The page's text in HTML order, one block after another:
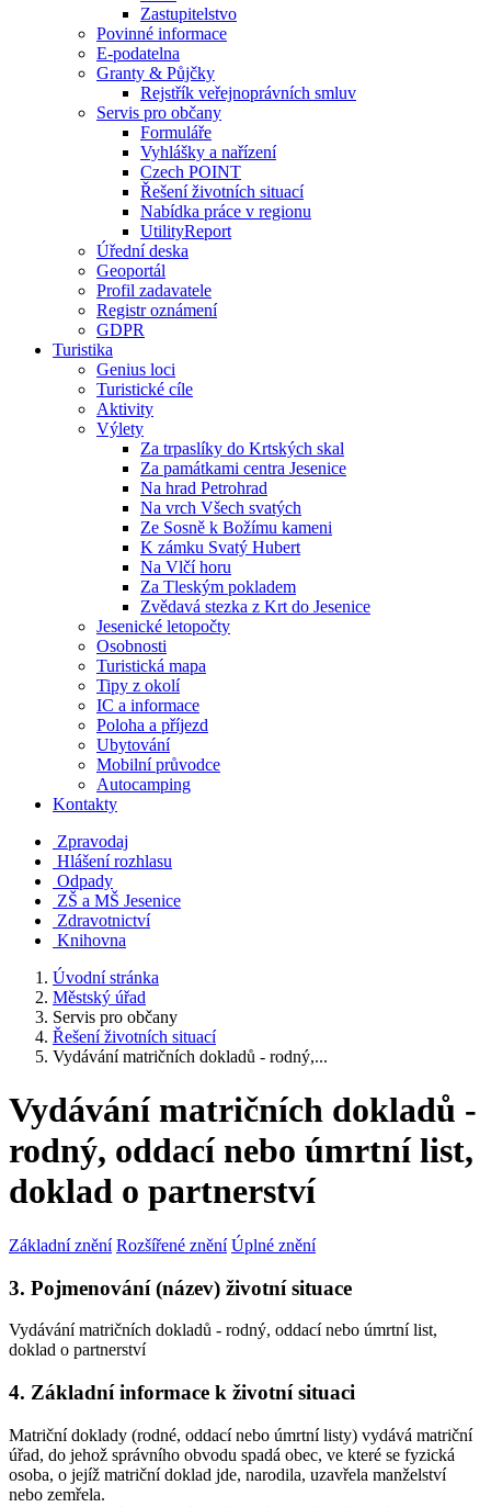
Zastupitelstvo
Povinné informace
E-podatelna
Granty & Půjčky
Rejstřík veřejnoprávních smluv
Servis pro občany
Formuláře
Vyhlášky a nařízení
Czech POINT
Řešení životních situací
Nabídka práce v regionu
UtilityReport
Úřední deska
Geoportál
Profil zadavatele
Registr oznámení
GDPR
Turistika
Genius loci
Turistické cíle
Aktivity
Výlety
Za trpaslíky do Krtských skal
Za památkami centra Jesenice
Na hrad Petrohrad
Na vrch Všech svatých
Ze Sosně k Božímu kameni
K zámku Svatý Hubert
Na Vlčí horu
Za Tleským pokladem
Zvědavá stezka z Krt do Jesenice
Jesenické letopočty
Osobnosti
Turistická mapa
Tipy z okolí
IC a informace
Poloha a příjezd
Ubytování
Mobilní průvodce
Autocamping
Kontakty
Zpravodaj
Hlášení rozhlasu
Odpady
ZŠ a MŠ Jesenice
Zdravotnictví
Knihovna
Úvodní stránka
Městský úřad
Servis pro občany
Řešení životních situací
Vydávání matričních dokladů - rodný,...
Vydávání matričních dokladů -
rodný, oddací nebo úmrtní list,
doklad o partnerství
Základní znění Rozšířené znění Úplné znění
3. Pojmenování (název) životní situace
Vydávání matričních dokladů - rodný, oddací nebo úmrtní list,
doklad o partnerství
4. Základní informace k životní situaci
Matriční doklady (rodné, oddací nebo úmrtní listy) vydává matriční
úřad, do jehož správního obvodu spadá obec, ve které se fyzická
osoba, o jejíž matriční doklad jde, narodila, uzavřela manželství
nebo zemřela.